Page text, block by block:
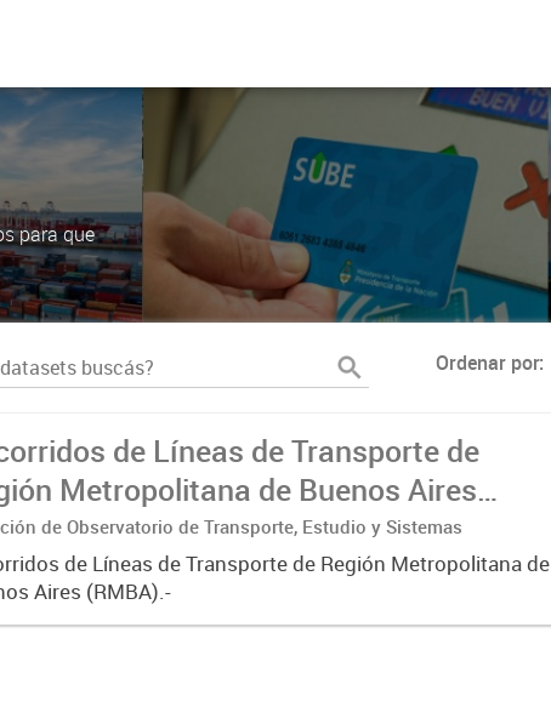
para que
Ordenar por
de Líneas de Transporte de
Metropolitana de Buenos Aires
de Observatorio de Transporte, Estudio y Sistemas
de Líneas de Transporte de Región Metropolitana de
Aires (RMBA).-